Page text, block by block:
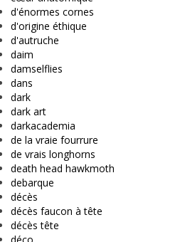
d'énormes cornes
d'origine éthique
d'autruche
daim
damselflies
dans
dark
dark art
darkacademia
de la vraie fourrure
de vrais longhorns
death head hawkmoth
debarque
décès
décès faucon à tête
décès tête
déco